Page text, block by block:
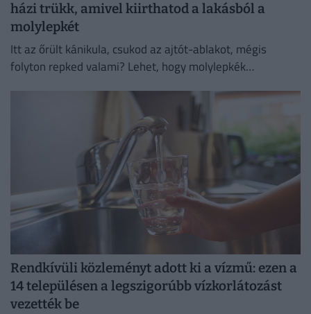
házi trükk, amivel kiirthatod a lakásból a
molylepkét
Itt az őrült kánikula, csukod az ajtót-ablakot, mégis
folyton repked valami? Lehet, hogy molylepkék
Rendkívüli közleményt adott ki a vízmű: ezen a
14 településen a legszigorúbb vízkorlátozást
vezették be